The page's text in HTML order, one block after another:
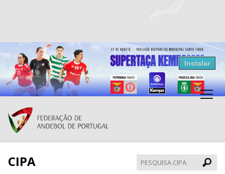
Resultados Andebol
Federação de Andebol de Portugal
Grátis - Disponivel na Play Store
Instalar
CIPA
CIPA